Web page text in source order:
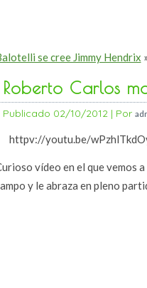
se cree Jimmy Hendrix »
Roberto Carlos
Publicado 02/10/2012| Por
httpv://youtu.be/
vídeo en el que vemos
y le abraza en pleno